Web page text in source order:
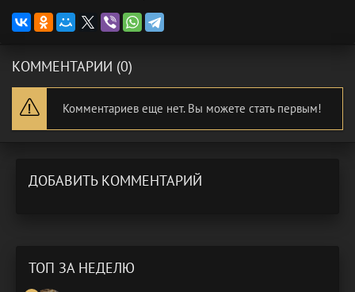
КОММЕНТАРИИ (0)
Комментариев еще нет. Вы можете стать первым!
ДОБАВИТЬ КОММЕНТАРИЙ
ТОП ЗА НЕДЕЛЮ